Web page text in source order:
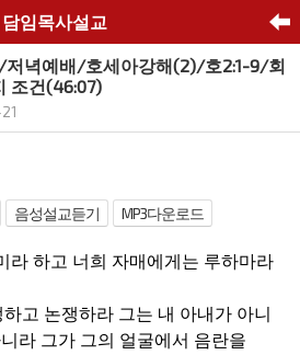
담임목사설교
/저녁예배/호세아강해(2)/호2:1-9/회
조건(46:07)
음성설교듣기 MP3다운로드
라 하고 너희 자매에게는 루하마라
고 논쟁하라 그는 내 아내가 아니
라 그가 그의 얼굴에서 음란을